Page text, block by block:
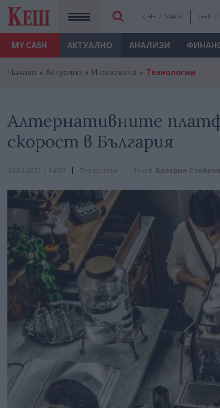
MY CASH
CHF 2.10463 GBP
АКТУАЛНО АНАЛИЗИ
Начало Актуално Икономика Технологии
Алтернативните
скорост в България
30.03.2021 / 14:00 Технологии Текст: Валерия